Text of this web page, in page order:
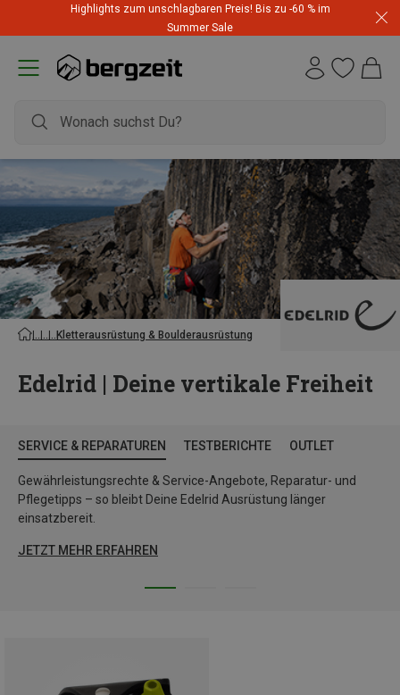
Highlights zum unschlagbaren Preis! Bis zu -60 % im
Summer Sale
Kletterausrüstung & Boulderausrüstung
Edelrid | Deine vertikale Freiheit
SERVICE & REPARATUREN TESTBERICHTE OUTLET
Gewährleistungsrechte & Service-Angebote, Reparatur- und
Pflegetipps – so bleibt Deine Edelrid Ausrüstung länger
einsatzbereit.
JETZT MEHR ERFAHREN